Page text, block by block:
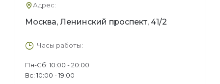
Адрес:
Москва, Ленинский проспект, 41/2
Часы работы:
Пн-Сб: 10:00 - 20:00
Вс: 10:00 - 19:00